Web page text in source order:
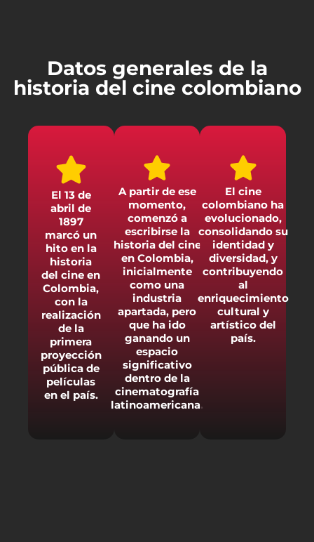
Datos generales de la
historia del cine colombiano
El 13 de
abril de
1897
marcó un
hito en la
historia
del cine en
Colombia,
con la
realización
de la
primera
proyección
pública de
películas
en el país.
A partir de ese
momento,
comenzó a
escribirse la
historia del cine
en Colombia,
inicialmente
como una
industria
apartada, pero
que ha ido
ganando un
espacio
significativo
dentro de la
cinematografía
latinoamericana.
El cine
colombiano ha
evolucionado,
consolidando su
identidad y
diversidad, y
contribuyendo
al
enriquecimiento
cultural y
artístico del
país.